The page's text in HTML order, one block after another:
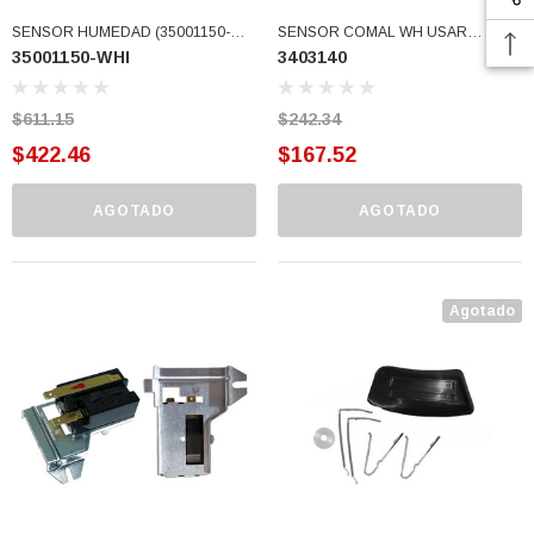
SENSOR HUMEDAD (35001150-
WHI)
35001150-WHI
$611.15
$422.46
AGOTADO
SENSOR COMAL WH USAR
W10423382 (3403140)
3403140
$242.34
$167.52
AGOTADO
Agotado